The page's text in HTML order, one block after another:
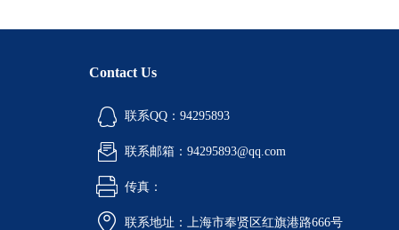
Contact Us
联系QQ：94295893
联系邮箱：94295893@qq.com
传真：
联系地址：上海市奉贤区红旗港路666号